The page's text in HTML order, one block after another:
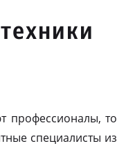
профессионалы, то
специалисты из